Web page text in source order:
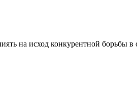
на исход конкурентной борьбы в